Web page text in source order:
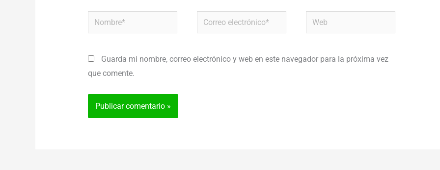
Nombre*
Correo
electrónico*
Web
Guarda mi nombre, correo electrónico y web en este navegador para la próxima vez
que comente.